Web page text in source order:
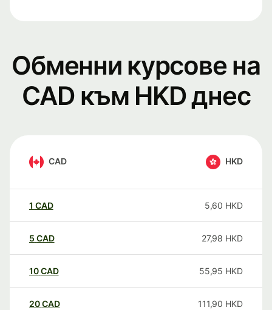
Обменни курсове на
CAD към HKD днес
CAD HKD
1 CAD 5,60 HKD
5 CAD 27,98 HKD
10CAD 55,95 HKD
20CAD 111,90 HKD